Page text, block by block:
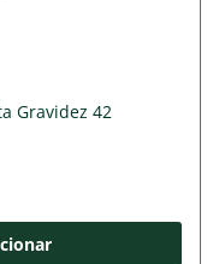
Gravidez 42